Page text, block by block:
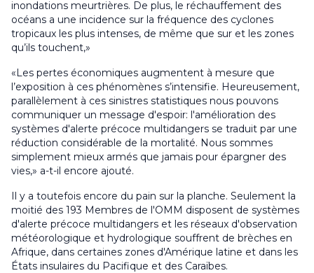
inondations meurtrières. De plus, le réchauffement des
océans a une incidence sur la fréquence des cyclones
tropicaux les plus intenses, de même que sur et les zones
qu’ils touchent,»
«Les pertes économiques augmentent à mesure que
l’exposition à ces phénomènes s’intensifie. Heureusement,
parallèlement à ces sinistres statistiques nous pouvons
communiquer un message d'espoir: l'amélioration des
systèmes d'alerte précoce multidangers se traduit par une
réduction considérable de la mortalité. Nous sommes
simplement mieux armés que jamais pour épargner des
vies,» a-t-il encore ajouté.
Il y a toutefois encore du pain sur la planche. Seulement la
moitié des 193 Membres de l'OMM disposent de systèmes
d'alerte précoce multidangers et les réseaux d'observation
météorologique et hydrologique souffrent de brèches en
Afrique, dans certaines zones d'Amérique latine et dans les
États insulaires du Pacifique et des Caraïbes.